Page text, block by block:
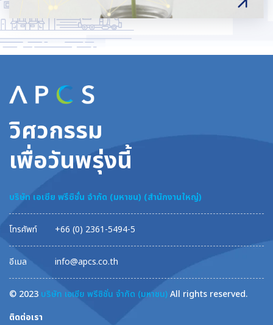
วิศวกรรม
เพื่อวันพรุ่งนี้
บริษัท เอเซีย พรีซิชั่น จำกัด (มหาชน) (สำนักงานใหญ่)
โทรศัพท์ +66 (0) 2361-5494-5
อีเมล info@apcs.co.th
© 2023 บริษัท เอเซีย พรีซิชั่น จำกัด (มหาชน)All rights reserved.
ติดต่อเรา